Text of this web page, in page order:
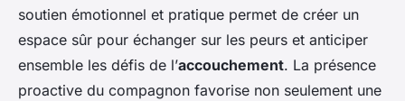
soutien émotionnel et pratique permet de créer un
espace sûr pour échanger sur les peurs et anticiper
ensemble les défis de l’accouchement. La présence
proactive du compagnon favorise non seulement une